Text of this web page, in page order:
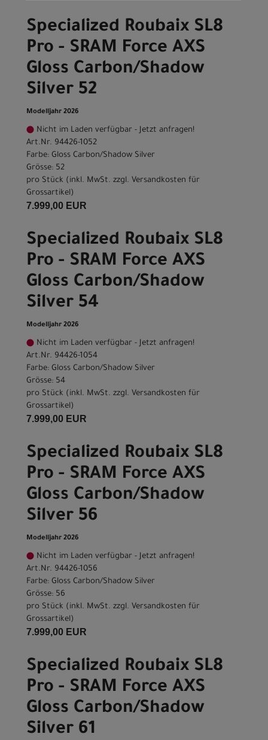
Specialized Roubaix SL8
Pro - SRAM Force AXS
Gloss Carbon/Shadow
Silver 52
Modelljahr 2026
Nicht im Laden verfügbar - Jetzt anfragen!
Art.Nr. 94426-1052
Farbe: Gloss Carbon/Shadow Silver
Grösse: 52
pro Stück (inkl. MwSt. zzgl. Versandkosten für
Grossartikel )
7.999,00 EUR
Specialized Roubaix SL8
Pro - SRAM Force AXS
Gloss Carbon/Shadow
Silver 54
Modelljahr 2026
Nicht im Laden verfügbar - Jetzt anfragen!
Art.Nr. 94426-1054
Farbe: Gloss Carbon/Shadow Silver
Grösse: 54
pro Stück (inkl. MwSt. zzgl. Versandkosten für
Grossartikel )
7.999,00 EUR
Specialized Roubaix SL8
Pro - SRAM Force AXS
Gloss Carbon/Shadow
Silver 56
Modelljahr 2026
Nicht im Laden verfügbar - Jetzt anfragen!
Art.Nr. 94426-1056
Farbe: Gloss Carbon/Shadow Silver
Grösse: 56
pro Stück (inkl. MwSt. zzgl. Versandkosten für
Grossartikel )
7.999,00 EUR
Specialized Roubaix SL8
Pro - SRAM Force AXS
Gloss Carbon/Shadow
Silver 61